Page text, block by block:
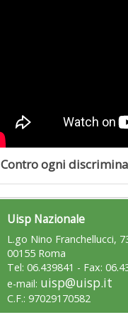
Contro ogni
Uisp Nazionale
L.go Nino Franchellucci,
00155 Roma
Tel: 06.439841 - Fax:
e-mail: uisp@uisp.it
C.F.: 97029170582